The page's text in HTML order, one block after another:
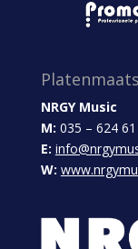
NRGY Music
M: 035 – 624 61
E:
W: